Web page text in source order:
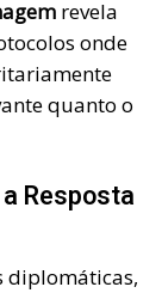
revela
onde
quanto o
Resposta
diplomáticas,